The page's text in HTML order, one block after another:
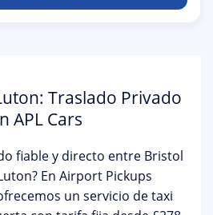
Traslado Privado
APL Cars
fiable y directo entre Bristol
? En Airport Pickups
un servicio de taxi